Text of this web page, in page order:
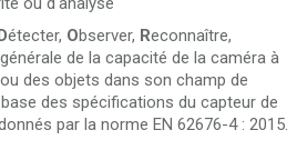
étecter, Observer, Reconnaître,
de la capacité de la caméra à
des objets dans son champ de
des spécifications du capteur de
par la norme EN 62676-4 : 2015.